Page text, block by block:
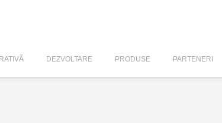
DEZVOLTARE PRODUSE PARTENERI